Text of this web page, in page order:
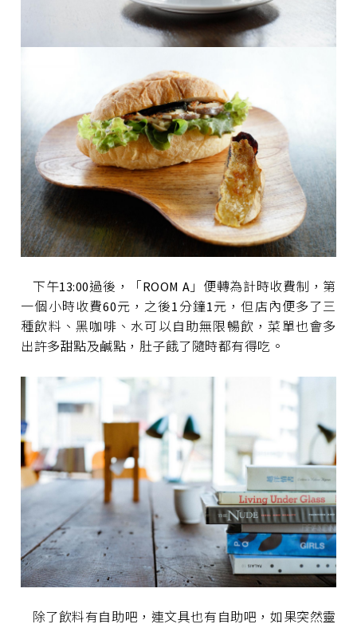
下午13:00過後，「ROOM A」便轉為計時收費制，第
一個小時收費60元，之後1分鐘1元，但店內便多了三
種飲料、黑咖啡、水可以自助無限暢飲，菜單也會多
出許多甜點及鹹點，肚子餓了隨時都有得吃。
除了飲料有自助吧，連文具也有自助吧，如果突然靈